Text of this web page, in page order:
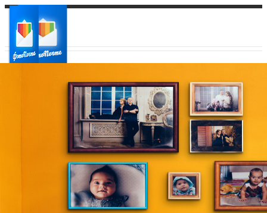
Ваш регион доставки
Выберите из списка: